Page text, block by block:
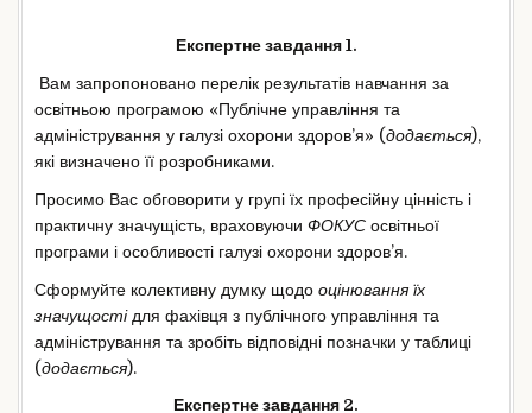
Експертне завдання 1.
Вам запропоновано перелік результатів навчання за
освітньою програмою «Публічне управління та
адміністрування у галузі охорони здоров’я» (додається),
які визначено її розробниками.
Просимо Вас обговорити у групі їх професійну цінність і
практичну значущість, враховуючи ФОКУС освітньої
програми і особливості галузі охорони здоров’я.
Сформуйте колективну думку щодо оцінювання їх
значущостідля фахівця з публічного управління та
адміністрування та зробіть відповідні позначки у таблиці
(додається).
Експертне завдання 2.